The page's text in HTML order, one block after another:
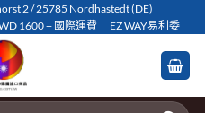
2 / 25785 Nordhastedt (DE)
1600 + 國際運費
EZ WAY易利委